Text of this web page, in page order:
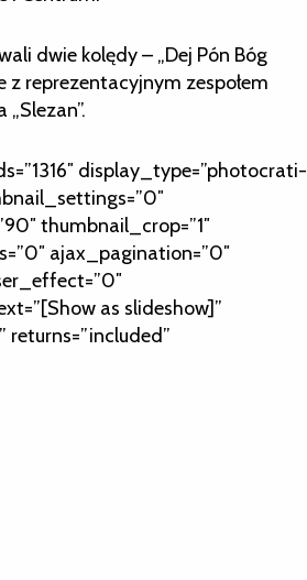
dwie kolędy – „Dej Pón Bóg
z reprezentacyjnym zespołem
display_type=”photocrati-
thumbnail_crop=”1″
ajax_pagination=”0″
as slideshow]”
returns=”included”